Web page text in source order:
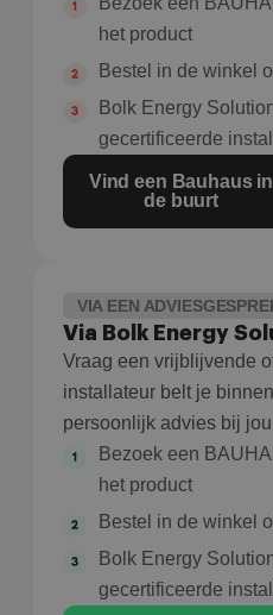
het product
Bestel in de winkel
Bolk Energy
gecertificeerde
Vind een Bauhaus in
de buurt
VIA EEN
Via Bolk Energy
Vraag een vrijblijvende
installateur belt je
persoonlijk advies bij
Bezoek een
het product
Bestel in de winkel
Bolk Energy
gecertificeerde